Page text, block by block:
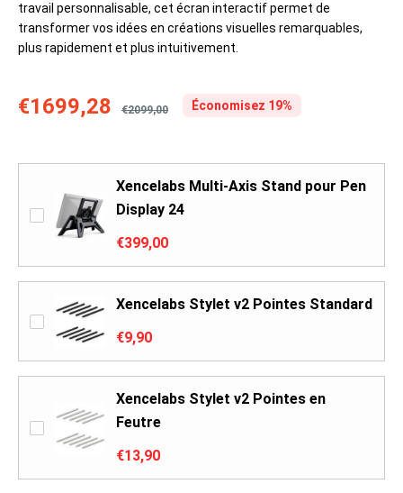
travail personnalisable, cet écran interactif permet de
transformer vos idées en créations visuelles remarquables,
plus rapidement et plus intuitivement.
€1699,28 €2099,00 Économisez 19%
Xencelabs Multi-Axis Stand pour Pen
Display 24
€399,00
Xencelabs Stylet v2 Pointes Standard
€9,90
Xencelabs Stylet v2 Pointes en
Feutre
€13,90